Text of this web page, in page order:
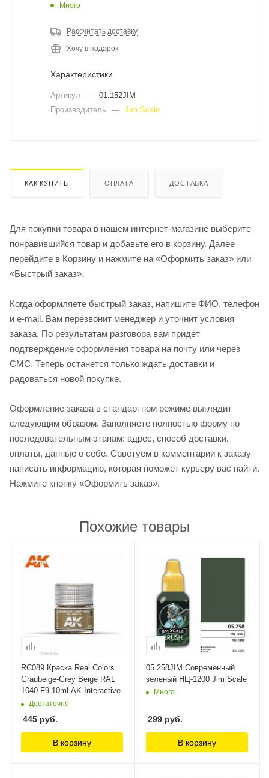
Много
Рассчитать доставку
Хочу в подарок
Характеристики
Артикул — 01.152JIM
Производитель
— Jim Scale
КАК КУПИТЬ ОПЛАТА ДОСТАВКА
Для покупки товара в нашем интернет-магазине выберите
понравившийся товар и добавьте его в корзину. Далее
перейдите в Корзину и нажмите на «Оформить заказ» или
«Быстрый заказ».
Когда оформляете быстрый заказ, напишите ФИО, телефон
и e-mail. Вам перезвонит менеджер и уточнит условия
заказа. По результатам разговора вам придет
подтверждение оформления товара на почту или через
СМС. Теперь останется только ждать доставки и
радоваться новой покупке.
Оформление заказа в стандартном режиме выглядит
следующим образом. Заполняете полностью форму по
последовательным этапам: адрес, способ доставки,
оплаты, данные о себе. Советуем в комментарии к заказу
написать информацию, которая поможет курьеру вас найти.
Нажмите кнопку «Оформить заказ».
Похожие товары
RC089 Краска Real Colors
Graubeige-Grey Beige RAL
1040-F9 10ml AK-Interactive
Достаточно
445 руб.
В корзину
05.258JIM Современный
зеленый НЦ-1200 Jim Scale
Много
299 руб.
В корзину